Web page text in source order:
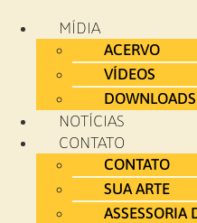
MÍDIA
ACERVO
VÍDEOS
DOWNLOADS
NOTÍCIAS
CONTATO
CONTATO
SUA ARTE
ASSESSORIA